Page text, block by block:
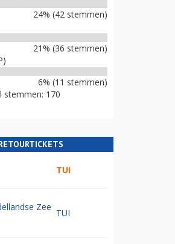
24% (42 stemmen)
21% (36 stemmen)
6% (11 stemmen)
stemmen: 170
TUI
Zee
TUI